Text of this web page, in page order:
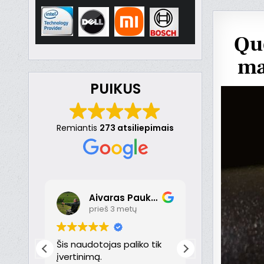
PUIKUS
Remiantis 273 atsiliepimais
Aivaras Paukste
prieš 3 metų
Šis naudotojas paliko tik
įvertinimą.
prieš
Puikiai!